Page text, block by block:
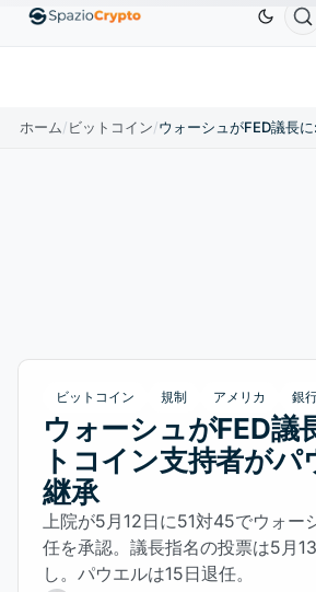
↑1.10% EthereumETH$1,880.58 TetherUSDT
ホーム/ビットコイン/
ビットコイン 規制 アメリカ 銀
ウォーシュがFED議
トコイン支持者がパ
継承
上院が5月12日に51対45でウォー
任を承認。議長指名の投票は5月
し。パウエルは15日退任。